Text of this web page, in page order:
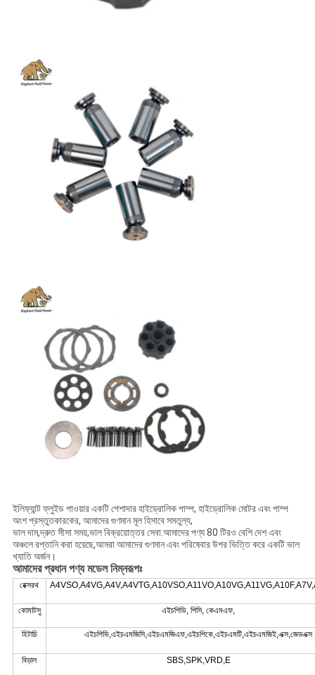
ইলিফ্যান্ট ফ্লুইড পাওয়ার একটি পেশাদার হাইড্রোলিক পাম্প, হাইড্রোলিক মোটর এবং পাম্প
অংশ প্রস্তুতকারকের, আমাদের গুণমান মূল হিসাবে সমতুল্য,
ভাল দাম,দ্রুত সীসা সময়,ভাল বিক্রয়োত্তর সেবা.আমাদের পণ্য 80 টিরও বেশি দেশ এবং
অঞ্চলে রপ্তানি করা হয়েছে,আমরা আমাদের গুণমান এবং পরিষেবার উপর ভিত্তি করে একটি ভাল
খ্যাতি অর্জন।
আমাদের প্রধান পণ্য মডেল নিম্নরূপঃ
রেক্সরথ
কোমাটসু এইচপিভি, পিসি, কেএমএফ,
হিটাচি এইচপিভি,এইচএমজিসি,এইচএমজিএফ,এইচপিকে,এইচএমটি,এইচএমজিই,এক্স,জেডএক্স
বিড়াল SBS,SPK,VRD,E